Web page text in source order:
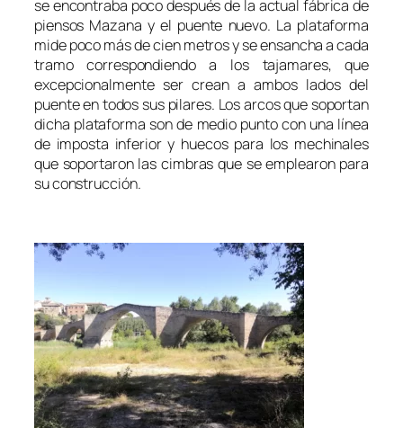
se encontraba poco después de la actual fábrica de
piensos Mazana y el puente nuevo. La plataforma
mide poco más de cien metros y se ensancha a cada
tramo correspondiendo a los tajamares, que
excepcionalmente ser crean a ambos lados del
puente en todos sus pilares. Los arcos que soportan
dicha plataforma son de medio punto con una línea
de imposta inferior y huecos para los mechinales
que soportaron las cimbras que se emplearon para
su construcción.